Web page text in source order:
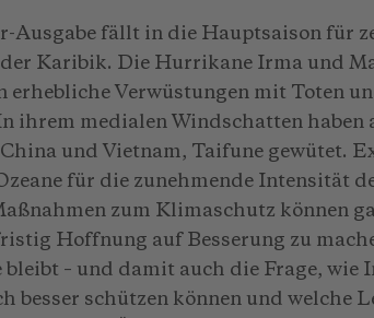
Ausgabe fällt in die Hauptsaison für
Karibik. Die Hurrikane Irma und
erhebliche Verwüstungen mit Toten
ihrem medialen Windschatten haben
und Vietnam, Taifune gewütet.
für die zunehmende Intensität
zum Klimaschutz können
Hoffnung auf Besserung zu
bleibt – und damit auch die Frage, wie
besser schützen können und welche